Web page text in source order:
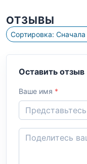
ОТЗЫВЫ
Сортировка:
Оставить отзыв
Ваше имя *